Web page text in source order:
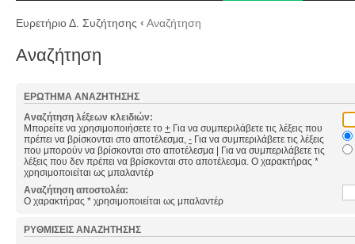
Ευρετήριο Δ. Συζήτησης ‹ Αναζήτηση
Αναζήτηση
ΕΡΏΤΗΜΑ ΑΝΑΖΉΤΗΣΗΣ
Αναζήτηση λέξεων κλειδιών:
Μπορείτε να χρησιμοποιήσετε το + Για να συμπεριλάβετε τις λέξεις που
πρέπει να βρίσκονται στο αποτέλεσμα, - Για να συμπεριλάβετε τις λέξεις
που μπορούν να βρίσκονται στο αποτέλεσμα | Για να συμπεριλάβετε τις
λέξεις που δεν πρέπει να βρίσκονται στο αποτέλεσμα. Ο χαρακτήρας *
χρησιμοποιείται ως μπαλαντέρ
Αναζήτηση αποστολέα:
Ο χαρακτήρας * χρησιμοποιείται ως μπαλαντέρ
ΡΥΘΜΊΣΕΙΣ ΑΝΑΖΉΤΗΣΗΣ